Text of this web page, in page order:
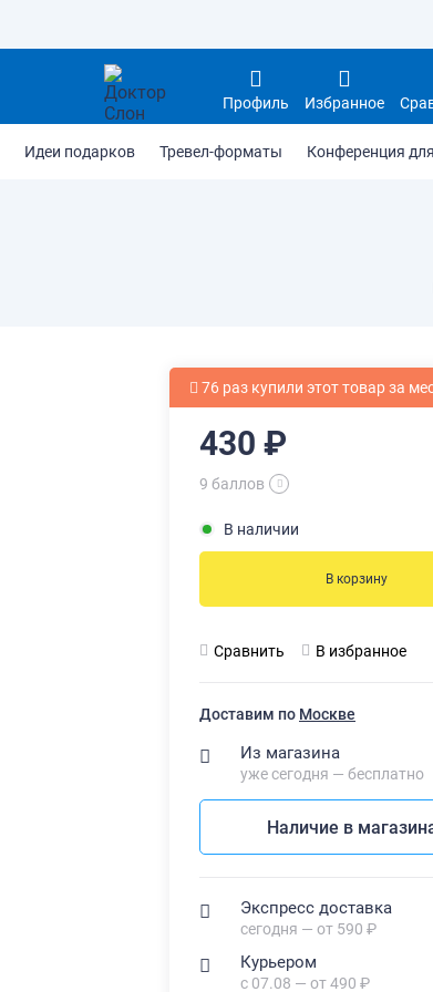
Профиль Избранное
Идеи подарков Тревел-форматы Конференция
76 раз купили этот товар за
430 ₽
9 баллов
В наличии
В корзину
Сравнить В избранное
Доставим по Москве
Из магазина
уже сегодня — бесплатно
Наличие в
Экспресс доставка
сегодня — от 590 ₽
Курьером
с 07.08 — от 490 ₽